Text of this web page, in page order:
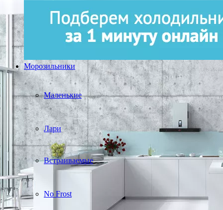
Морозильники
Маленькие
Лари
Встраиваемые
No Frost